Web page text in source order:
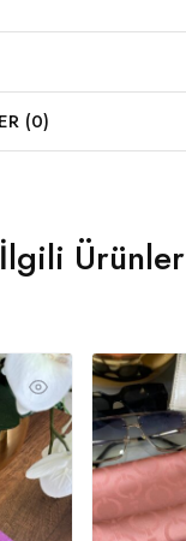
(0)
İlgili Ürünler